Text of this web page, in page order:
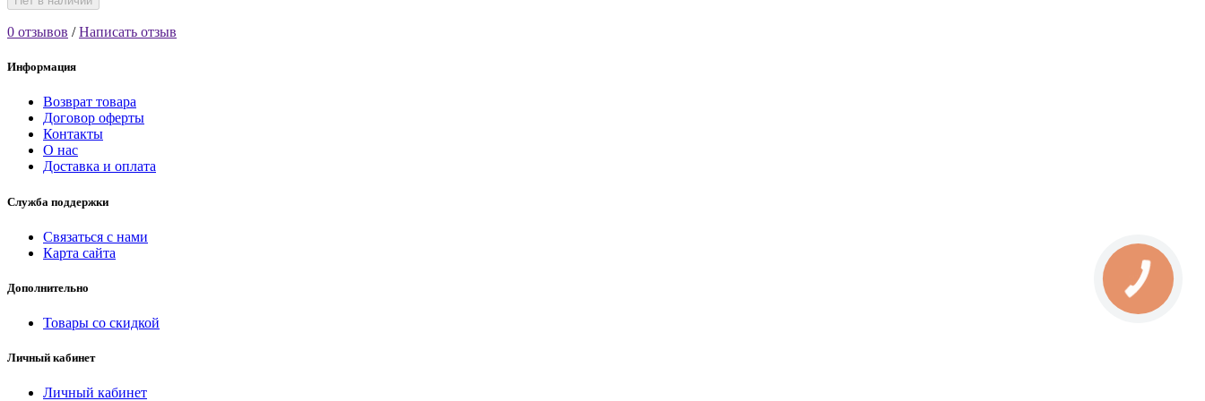
0 отзывов /Написать отзыв
Информация
Возврат товара
Договор оферты
Контакты
О нас
Доставка и оплата
Служба поддержки
Связаться с нами
Карта сайта
Дополнительно
Товары со скидкой
Личный кабинет
Личный кабинет